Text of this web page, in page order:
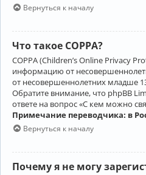
Вернуться к началу
Что такое COPPA?
COPPA (Children’s Online Privacy
информацию от
от несовершеннолетних младше
Обратите внимание, что phpBB
ответе на вопрос «С кем можно
Примечание переводчика: в
Вернуться к началу
Почему я не могу